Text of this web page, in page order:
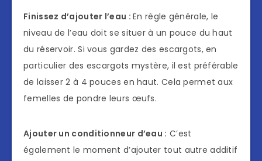
Finissez d’ajouter l’eau :En règle générale, le
niveau de l’eau doit se situer à un pouce du haut
du réservoir. Si vous gardez des escargots, en
particulier des escargots mystère, il est préférable
de laisser 2 à 4 pouces en haut. Cela permet aux
femelles de pondre leurs œufs.
Ajouter un conditionneur d’eau : C’est
également le moment d’ajouter tout autre additif